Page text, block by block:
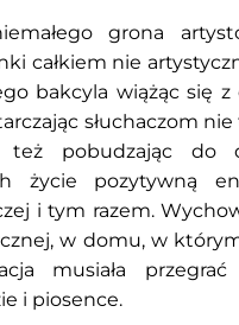
grona
całkiem nie
bakcyla wiążąc się z
słuchaczom
też pobudzając do
życie pozytywną
i tym razem.
w domu, w
musiała
i piosence.